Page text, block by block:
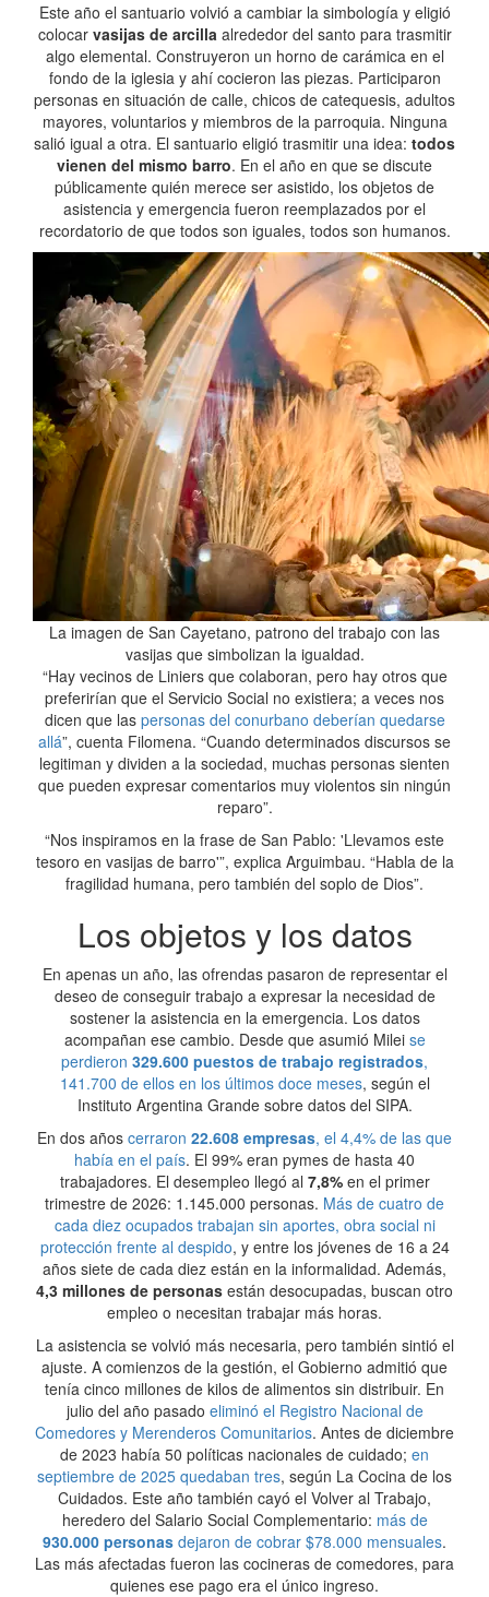
Este año el santuario volvió a cambiar la simbología y eligió
colocar vasijas de arcillaalrededor del santo para trasmitir
algo elemental. Construyeron un horno de carámica en el
fondo de la iglesia y ahí cocieron las piezas. Participaron
personas en situación de calle, chicos de catequesis, adultos
mayores, voluntarios y miembros de la parroquia. Ninguna
salió igual a otra. El santuario eligió trasmitir una idea: todos
vienen del mismo barro. En el año en que se discute
públicamente quién merece ser asistido, los objetos de
asistencia y emergencia fueron reemplazados por el
recordatorio de que todos son iguales, todos son humanos.
La imagen de San Cayetano, patrono del trabajo con las
vasijas que simbolizan la igualdad.
“Hay vecinos de Liniers que colaboran, pero hay otros que
preferirían que el Servicio Social no existiera; a veces nos
dicen que las personas del conurbano deberían quedarse
allá”, cuenta Filomena. “Cuando determinados discursos se
legitiman y dividen a la sociedad, muchas personas sienten
que pueden expresar comentarios muy violentos sin ningún
reparo”.
“Nos inspiramos en la frase de San Pablo: 'Llevamos este
tesoro en vasijas de barro'”, explica Arguimbau. “Habla de la
fragilidad humana, pero también del soplo de Dios”.
Los objetos y los datos
En apenas un año, las ofrendas pasaron de representar el
deseo de conseguir trabajo a expresar la necesidad de
sostener la asistencia en la emergencia. Los datos
acompañan ese cambio. Desde que asumió Milei se
perdieron 329.600 puestos de trabajo registrados,
141.700 de ellos en los últimos doce meses, según el
Instituto Argentina Grande sobre datos del SIPA.
En dos años cerraron 22.608 empresas, el 4,4% de las que
había en el país. El 99% eran pymes de hasta 40
trabajadores. El desempleo llegó al 7,8%en el primer
trimestre de 2026: 1.145.000 personas. Más de cuatro de
cada diez ocupados trabajan sin aportes, obra social ni
protección frente al despido, y entre los jóvenes de 16 a 24
años siete de cada diez están en la informalidad. Además,
4,3 millones de personas están desocupadas, buscan otro
empleo o necesitan trabajar más horas.
La asistencia se volvió más necesaria, pero también sintió el
ajuste. A comienzos de la gestión, el Gobierno admitió que
tenía cinco millones de kilos de alimentos sin distribuir. En
julio del año pasado eliminó el Registro Nacional de
Comedores y Merenderos Comunitarios. Antes de diciembre
de 2023 había 50 políticas nacionales de cuidado; en
septiembre de 2025 quedaban tres, según La Cocina de los
Cuidados. Este año también cayó el Volver al Trabajo,
heredero del Salario Social Complementario: más de
930.000 personas dejaron de cobrar $78.000 mensuales.
Las más afectadas fueron las cocineras de comedores, para
quienes ese pago era el único ingreso.